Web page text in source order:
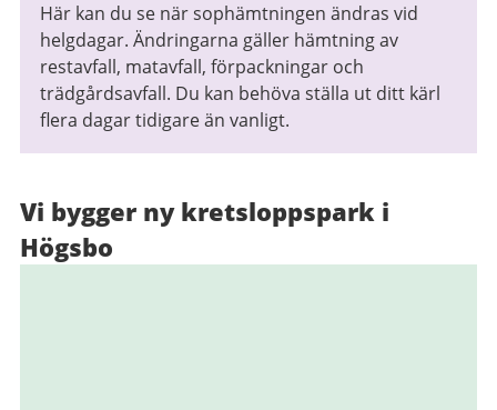
Här kan du se när sophämtningen ändras vid
helgdagar. Ändringarna gäller hämtning av
restavfall, matavfall, förpackningar och
trädgårdsavfall. Du kan behöva ställa ut ditt kärl
flera dagar tidigare än vanligt.
Vi bygger ny kretsloppspark i
Högsbo